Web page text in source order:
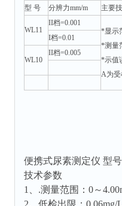
型 号
分辨力mm/m 主要
WL11
II档=0.001
*显示
*测量
*示值
A为受
I档=0.01
WL10
II档=0.005
便携式尿素测定仪 型
技术参数
1、.测量范围：0～
2、低检出限：0.06mg/